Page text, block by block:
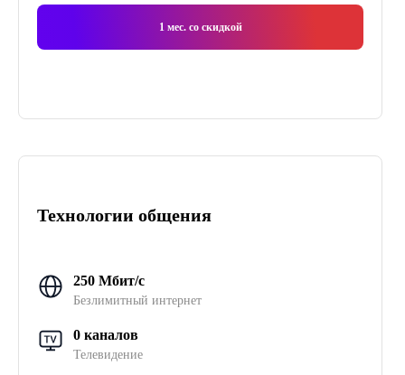
1 мес. со скидкой
Технологии общения
250 Мбит/с
Безлимитный интернет
0 каналов
Телевидение